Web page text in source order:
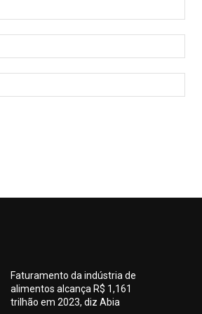
Faturamento da indústria de
alimentos alcança R$ 1,161
trilhão em 2023, diz Abia